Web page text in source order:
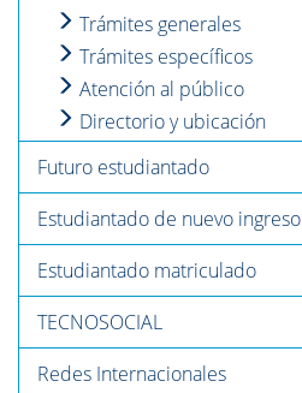
Trámites generales
Trámites específicos
Atención al público
Directorio y ubicación
Futuro estudiantado
Estudiantado de nuevo ingreso
Estudiantado matriculado
TECNOSOCIAL
Redes Internacionales